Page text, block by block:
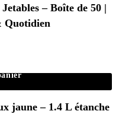
– Boîte de 50 |
Quotidien
jaune – 1.4 L étanche